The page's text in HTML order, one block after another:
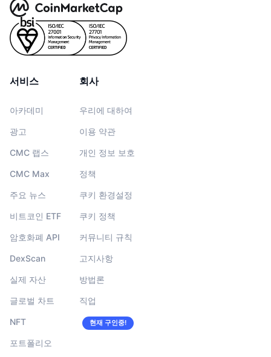
서비스
아카데미
광고
CMC 랩스
CMC Max
주요 뉴스
비트코인 ETF
암호화폐 API
DexScan
실제 자산
글로벌 차트
NFT
포트폴리오
회사
우리에 대하여
이용 약관
개인 정보 보호
정책
쿠키 환경설정
쿠키 정책
커뮤니티 규칙
고지사항
방법론
직업
현재 구인중!